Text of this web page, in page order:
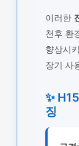
이러한
천후 환
향상시
장기 사
✨
징